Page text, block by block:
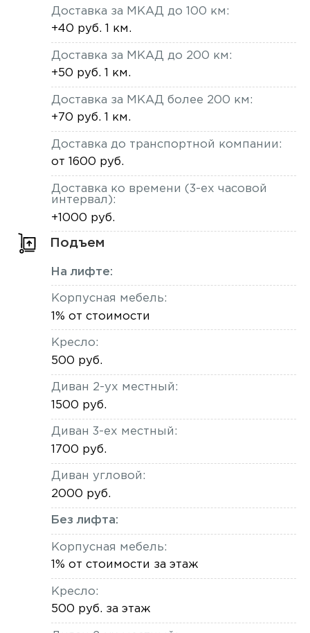
Доставка за МКАД до 100 км:
+40 руб. 1 км.
Доставка за МКАД до 200 км:
+50 руб. 1 км.
Доставка за МКАД более 200 км:
+70 руб. 1 км.
Доставка до транспортной компании:
от 1600 руб.
Доставка ко времени (3-ех часовой
интервал):
+1000 руб.
Подъем
На лифте:
Корпусная мебель:
1% от стоимости
Кресло:
500 руб.
Диван 2-ух местный:
1500 руб.
Диван 3-ех местный:
1700 руб.
Диван угловой:
2000 руб.
Без лифта:
Корпусная мебель:
1% от стоимости за этаж
Кресло:
500 руб. за этаж